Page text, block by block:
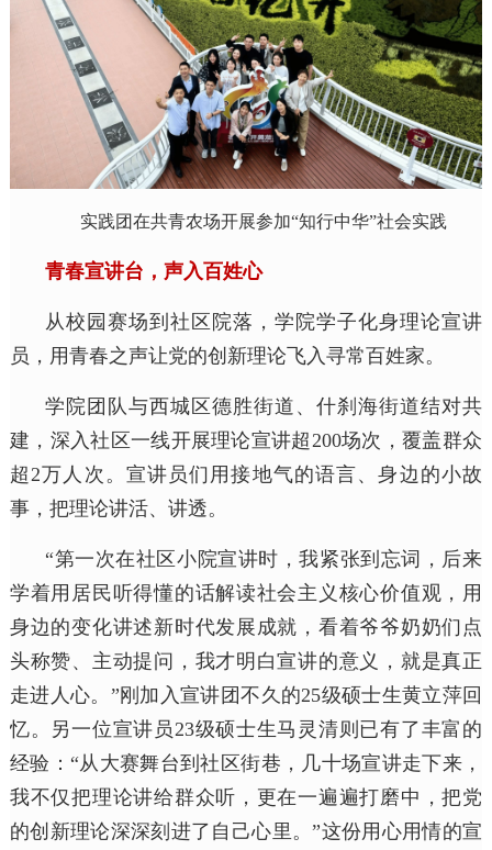
实践团在共青农场开展参加“知行中华”社会实践
青春宣讲台，声入百姓心
从校园赛场到社区院落，学院学子化身理论宣讲
员，用青春之声让党的创新理论飞入寻常百姓家。
学院团队与西城区德胜街道、什刹海街道结对共
建，深入社区一线开展理论宣讲超200场次，覆盖群众
超2万人次。宣讲员们用接地气的语言、身边的小故
事，把理论讲活、讲透。
“第一次在社区小院宣讲时，我紧张到忘词，后来
学着用居民听得懂的话解读社会主义 核心价值观 ，用
身边的变化讲述新时代发展成就，看着爷爷奶奶们点
头称赞、主动提问，我才明白宣讲的意义，就是真正
走进人心。”刚加入宣讲团不久的25级硕士生黄立萍回
忆。另一位宣讲员23级硕士生马灵清则已有了丰富的
经验：“从大赛舞台到社区街巷，几十场宣讲走下来，
我不仅把理论讲给群众听，更在一遍遍打磨中，把党
的创新理论深深刻进了自己心里。”这份用心用情的宣